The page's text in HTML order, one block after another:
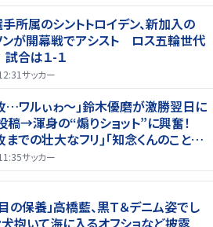
所属のシントトロイデン、新加入の
ンが開幕戦でアシスト ロス五輪世代
合は１-１
サッカー
…ワルぃゎ〜｣鈴木優磨が激勝翌日に
→渾身の“煽りショット”に興奮！
での壮大なフリ｣｢知念くんのことど
んよｗ｣
サッカー
目の保養」高橋藍、黒Ｔ＆デニム姿でし